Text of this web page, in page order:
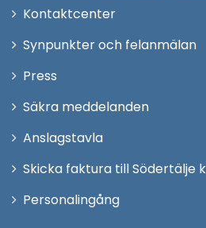
KontaktcenterÖppna
Synpunkter och felanmälan
Press
fönster
Säkra meddelanden
Anslagstavla
Skicka faktura till Södertälje
PersonalingångÖppna